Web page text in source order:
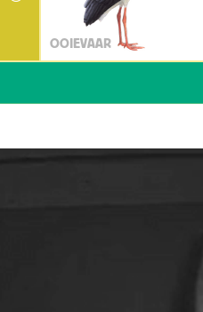
OOIEVAAR